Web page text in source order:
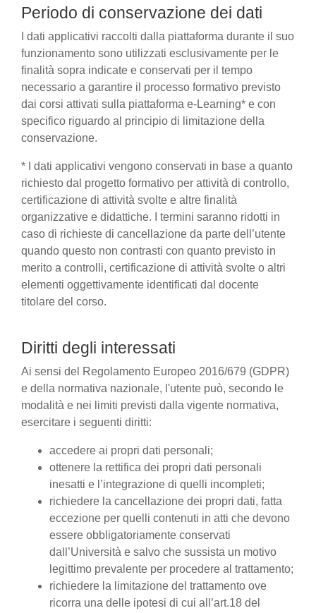
Periodo di conservazione dei dati
I dati applicativi raccolti dalla piattaforma durante il suo
funzionamento sono utilizzati esclusivamente per le
finalità sopra indicate e conservati per il tempo
necessario a garantire il processo formativo previsto
dai corsi attivati sulla piattaforma e-Learning* e con
specifico riguardo al principio di limitazione della
conservazione.
* I dati applicativi vengono conservati in base a quanto
richiesto dal progetto formativo per attività di controllo,
certificazione di attività svolte e altre finalità
organizzative e didattiche. I termini saranno ridotti in
caso di richieste di cancellazione da parte dell’utente
quando questo non contrasti con quanto previsto in
merito a controlli, certificazione di attività svolte o altri
elementi oggettivamente identificati dal docente
titolare del corso.
Diritti degli interessati
Ai sensi del Regolamento Europeo 2016/679 (GDPR)
e della normativa nazionale, l'utente può, secondo le
modalità e nei limiti previsti dalla vigente normativa,
esercitare i seguenti diritti:
accedere ai propri dati personali;
ottenere la rettifica dei propri dati personali
inesatti e l’integrazione di quelli incompleti;
richiedere la cancellazione dei propri dati, fatta
eccezione per quelli contenuti in atti che devono
essere obbligatoriamente conservati
dall’Università e salvo che sussista un motivo
legittimo prevalente per procedere al trattamento;
richiedere la limitazione del trattamento ove
ricorra una delle ipotesi di cui all’art.18 del